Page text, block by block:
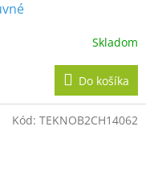
A
R
M
Skladom
Do košíka
Kód: TEKNOB2CH14062